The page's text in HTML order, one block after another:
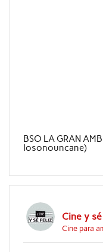
BSO LA GRAN
Iosonouncane)
Cine y
Cine para